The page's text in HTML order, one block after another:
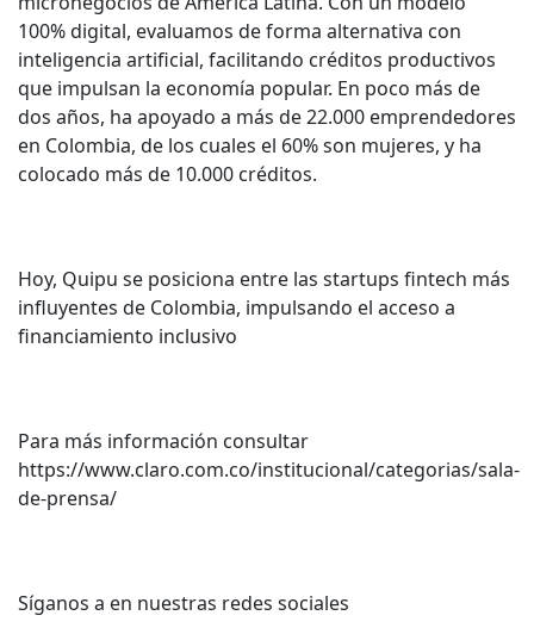
100% digital, evaluamos de forma alternativa con
inteligencia artificial, facilitando créditos productivos
que impulsan la economía popular. En poco más de
dos años, ha apoyado a más de 22.000 emprendedores
en Colombia, de los cuales el 60% son mujeres, y ha
colocado más de 10.000 créditos.
Hoy, Quipu se posiciona entre las startups fintech más
influyentes de Colombia, impulsando el acceso a
financiamiento inclusivo
Para más información consultar
https://www.claro.com.co/institucional/categorias/sala-
de-prensa/
Síganos a en nuestras redes sociales